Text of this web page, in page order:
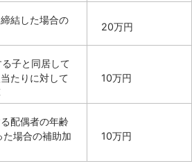
結した場合の
20万円
子と同居して
たりに対して
10万円
配偶者の年齢
場合の補助加
10万円